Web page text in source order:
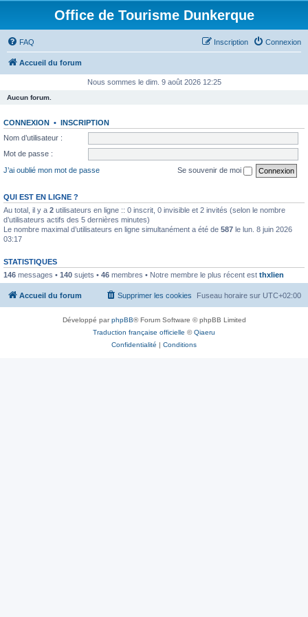
Office de Tourisme Dunkerque
FAQ Connexion
Inscription
Accueil du forum
Nous sommes le dim. 9 août 2026 12:25
Aucun forum.
CONNEXION • INSCRIPTION
Nom d’utilisateur :
Mot de passe :
J’ai oublié mon mot de passe
Se souvenir de moi
QUI EST EN LIGNE ?
Au total, il y a 2 utilisateurs en ligne :: 0 inscrit, 0 invisible et 2 invités (selon le nombre
d’utilisateurs actifs des 5 dernières minutes)
Le nombre maximal d’utilisateurs en ligne simultanément a été de 587 le lun. 8 juin 2026
03:17
STATISTIQUES
146 messages • 140 sujets • 46 membres • Notre membre le plus récent est thxlien
Accueil du forum Fuseau horaire sur UTC+02:00
Supprimer les cookies
Développé parphpBB® Forum Software © phpBB Limited
Traduction française officielle ©Qiaeru
Confidentialité | Conditions